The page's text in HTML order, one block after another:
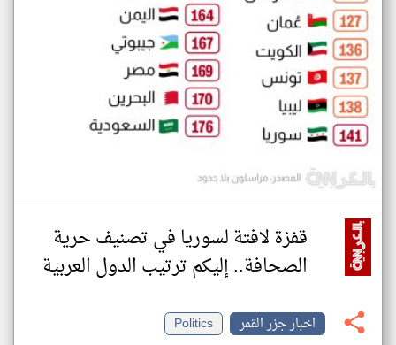
قفزة لافتة لسوريا في تصنيف حرية
الصحافة.. إليكم ترتيب الدول العربية
اخبار جزر القمر
Politics